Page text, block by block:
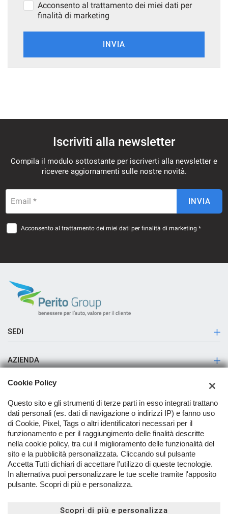
Acconsento al trattamento dei miei dati per
finalità di marketing
INVIA
Iscriviti alla newsletter
Compila il modulo sottostante per iscriverti alla newsletter e
ricevere aggiornamenti sulle nostre novità.
Email * INVIA
Acconsento al trattamento dei miei dati per finalità di marketing *
SEDI
AZIENDA
Storia
Contatti
Servizio Pick up & Delivery
Servizio deposito e ritiro veicoli H24
TORNA IN CIMA
Copyright © 2026 Perito Group Srl - P.IVA 04321630651 -Leggi
l'informativa sulla privacy -Cookie Policy
Cookie Policy
Questo sito e gli strumenti di terze parti in esso integrati trattano
dati personali (es. dati di navigazione o indirizzi IP) e fanno uso
di Cookie, Pixel, Tags o altri identificatori necessari per il
funzionamento e per il raggiungimento delle finalità descritte
nella cookie policy, tra cui il miglioramento delle funzionalità del
sito e la pubblicità personalizzata. Cliccando sul pulsante
Accetta Tutti dichiari di accettare l'utilizzo di queste tecnologie.
In alternativa puoi personalizzare le tue scelte tramite l'apposito
pulsante. Scopri di più e personalizza.
Scopri di più e personalizza